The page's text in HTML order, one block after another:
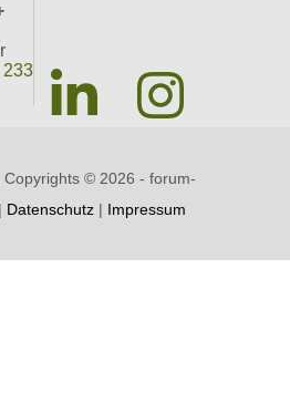
233
Copyrights ©2026 - forum-
| Datenschutz | Impressum